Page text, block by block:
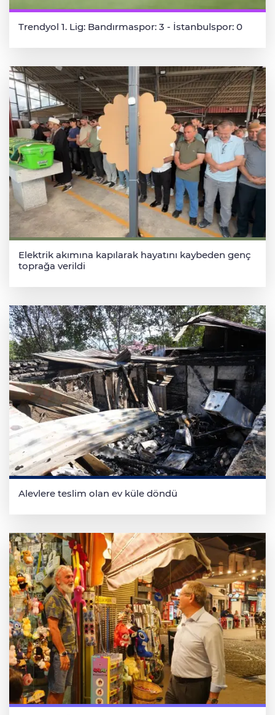
Trendyol 1. Lig: Bandırmaspor: 3 - İstanbulspor: 0
Elektrik akımına kapılarak hayatını kaybeden genç
toprağa verildi
Alevlere teslim olan ev küle döndü